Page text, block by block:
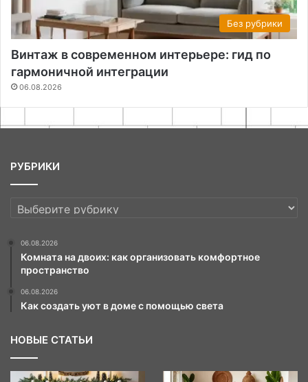
Без рубрики
Винтаж в современном интерьере: гид по
гармоничной интеграции
06.08.2026
РУБРИКИ
РУБРИКИ
06.08.2026
Комната на двоих: как организовать комфортное
пространство
06.08.2026
Как создать уют в доме с помощью света
НОВЫЕ СТАТЬИ